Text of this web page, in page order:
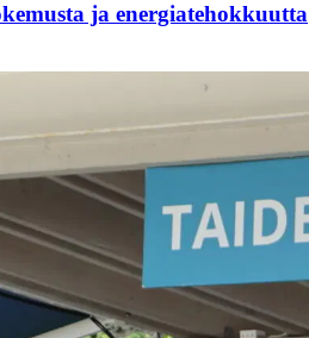
ja energiatehokkuutta